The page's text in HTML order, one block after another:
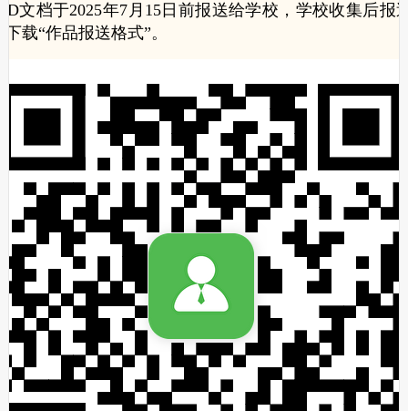
文档于2025年7月15日前报送给学校，学校收集后报
载“作品报送格式”。